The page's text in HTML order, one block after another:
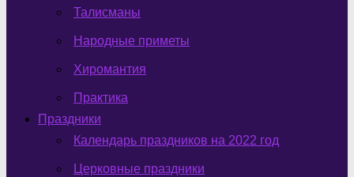
Талисманы
Народные приметы
Хиромантия
Практика
Праздники
Календарь праздников на 2022 год
Церковные праздники